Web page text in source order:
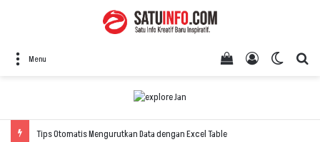
Menu Switch
Log In
View your
Tips Otomatis Mengurutkan Data dengan Excel Table